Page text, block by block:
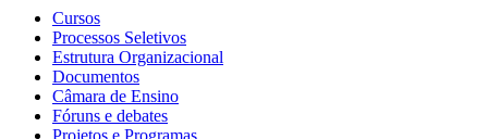
Cursos
Processos Seletivos
Estrutura Organizacional
Documentos
Câmara de Ensino
Fóruns e debates
Projetos e Programas